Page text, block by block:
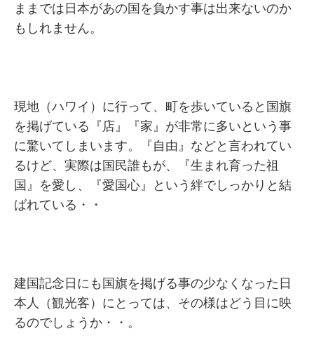
ままでは日本があの国を負かす事は出来ないのか
もしれません。
現地（ハワイ）に行って、町を歩いていると国旗
を掲げている『店』『家』が非常に多いという事
に驚いてしまいます。『自由』などと言われてい
るけど、実際は国民誰もが、『生まれ育った祖
国』を愛し、『愛国心』という絆でしっかりと結
ばれている・・
建国記念日にも国旗を掲げる事の少なくなった日
本人（観光客）にとっては、その様はどう目に映
るのでしょうか・・。